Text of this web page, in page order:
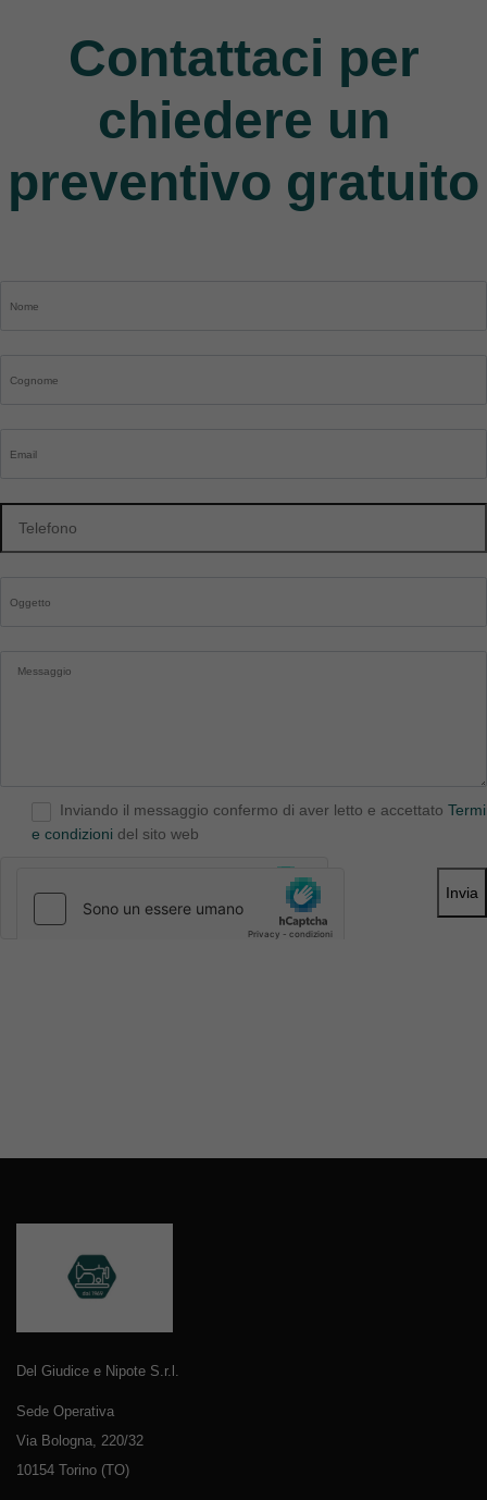
Contattaci per
chiedere un
preventivo gratuito
Inviando il messaggio confermo di aver letto e accettato
e condizioni del sito web
Invia
Del Giudice e Nipote S.r.l.
Sede Operativa
Via Bologna, 220/32
10154 Torino (TO)